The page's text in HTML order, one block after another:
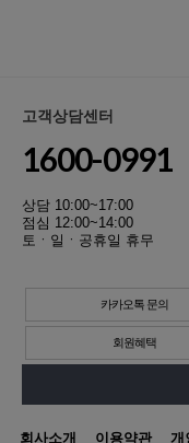
고객상담센터
1600-0991
상담 10:00~17:00
점심 12:00~14:00
토ㆍ일ㆍ공휴일 휴무
카카오톡 문의
회원혜택
회사소개 이용약관 개